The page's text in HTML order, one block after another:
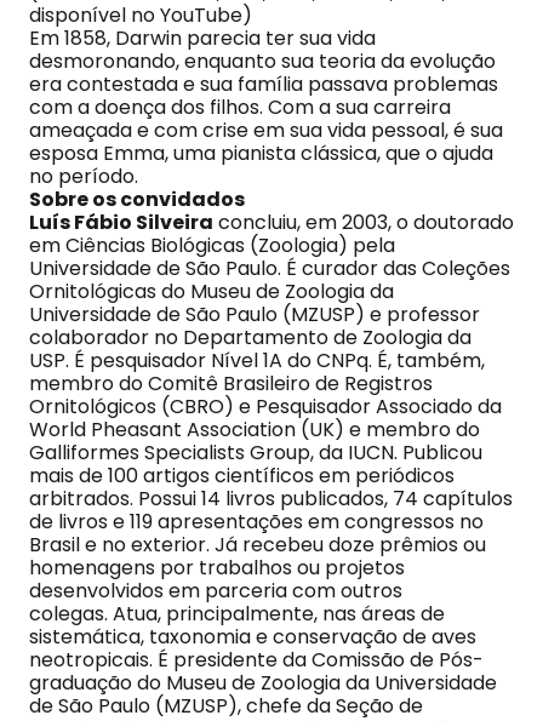
disponível no YouTube)
Em 1858, Darwin parecia ter sua vida
desmoronando, enquanto sua teoria da evolução
era contestada e sua família passava problemas
com a doença dos filhos. Com a sua carreira
ameaçada e com crise em sua vida pessoal, é sua
esposa Emma, uma pianista clássica, que o ajuda
no período.
Sobre os convidados
Luís Fábio Silveira concluiu, em 2003, o doutorado
em Ciências Biológicas (Zoologia) pela
Universidade de São Paulo. É curador das Coleções
Ornitológicas do Museu de Zoologia da
Universidade de São Paulo (MZUSP) e professor
colaborador no Departamento de Zoologia da
USP. É pesquisador Nível 1A do CNPq. É, também,
membro do Comitê Brasileiro de Registros
Ornitológicos (CBRO) e Pesquisador Associado da
World Pheasant Association (UK) e membro do
Galliformes Specialists Group, da IUCN. Publicou
mais de 100 artigos científicos em periódicos
arbitrados. Possui 14 livros publicados, 74 capítulos
de livros e 119 apresentações em congressos no
Brasil e no exterior. Já recebeu doze prêmios ou
homenagens por trabalhos ou projetos
desenvolvidos em parceria com outros
colegas. Atua, principalmente, nas áreas de
sistemática, taxonomia e conservação de aves
neotropicais. É presidente da Comissão de Pós-
graduação do Museu de Zoologia da Universidade
de São Paulo (MZUSP), chefe da Seção de